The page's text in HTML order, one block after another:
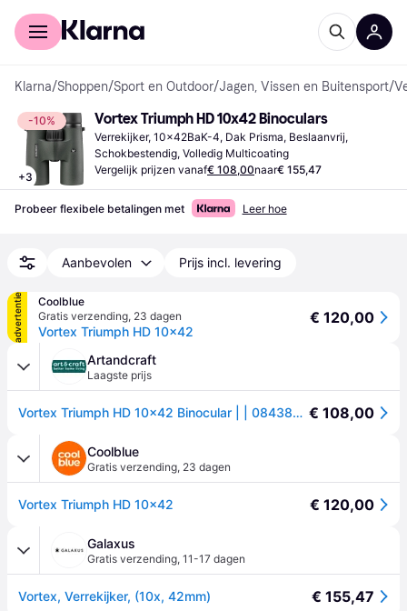
Voor shoppers
Klarna/Shoppen/Sport en Outdoor/Jagen, Vissen en Buitensport/
-10%
+3
Vortex Triumph HD 10x42 Binoculars
Verrekijker, 10x42BaK-4, Dak Prisma, Beslaanvrij,
Schokbestendig, Volledig Multicoating
Vergelijk prijzen vanaf€ 108,00naar€ 155,47
Probeer flexibele betalingen met Leer hoe
Aanbevolen Prijs incl. levering
advertentie
Coolblue
Gratis verzending, 23 dagen
Vortex Triumph HD 10x42
€ 120,00
Artandcraft
Laagste prijs
Vortex Triumph HD 10x42 Binocular | | 0843829133609 € 108,00
Coolblue
Gratis verzending, 23 dagen
Vortex Triumph HD 10x42 € 120,00
Galaxus
Gratis verzending, 11-17 dagen
Vortex, Verrekijker, (10x, 42mm) € 155,47